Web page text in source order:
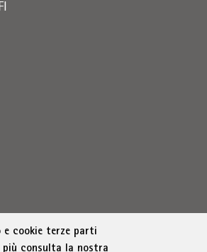
e cookie terze parti
più consulta la nostra